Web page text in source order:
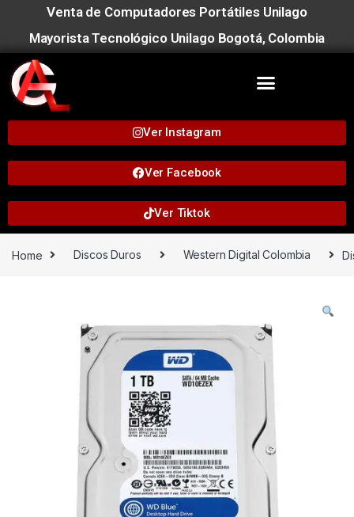
Venta de Computadores Portátiles Unilago
Mayorista Tecnológico Unilago Bogotá, Colombia
Ver Instagram
Ver Facebook
Ver Tiktok
Home Discos Duros Western Digital Colombia